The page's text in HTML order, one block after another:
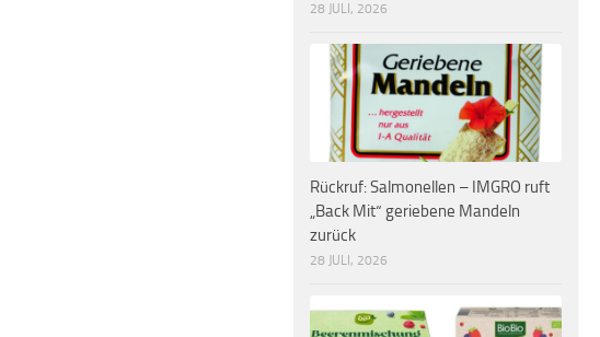
28 JULI, 2026
Rückruf: Salmonellen – IMGRO ruft
„Back Mit“ geriebene Mandeln
zurück
28 JULI, 2026